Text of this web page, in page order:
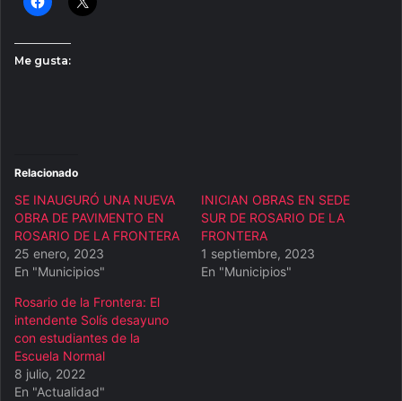
Me gusta:
Relacionado
SE INAUGURÓ UNA NUEVA
OBRA DE PAVIMENTO EN
ROSARIO DE LA FRONTERA
25 enero, 2023
En "Municipios"
INICIAN OBRAS EN SEDE
SUR DE ROSARIO DE LA
FRONTERA
1 septiembre, 2023
En "Municipios"
Rosario de la Frontera: El
intendente Solís desayuno
con estudiantes de la
Escuela Normal
8 julio, 2022
En "Actualidad"